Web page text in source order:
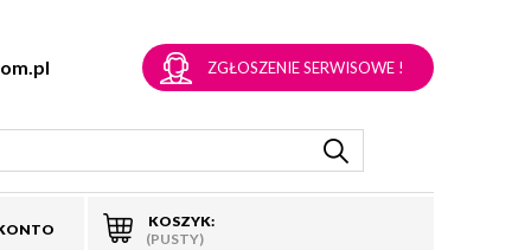
KOSZYK:
(PUSTY)
ZGŁOSZENIE SERWISOWE !